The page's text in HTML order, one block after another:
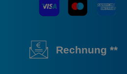
Rechnung **